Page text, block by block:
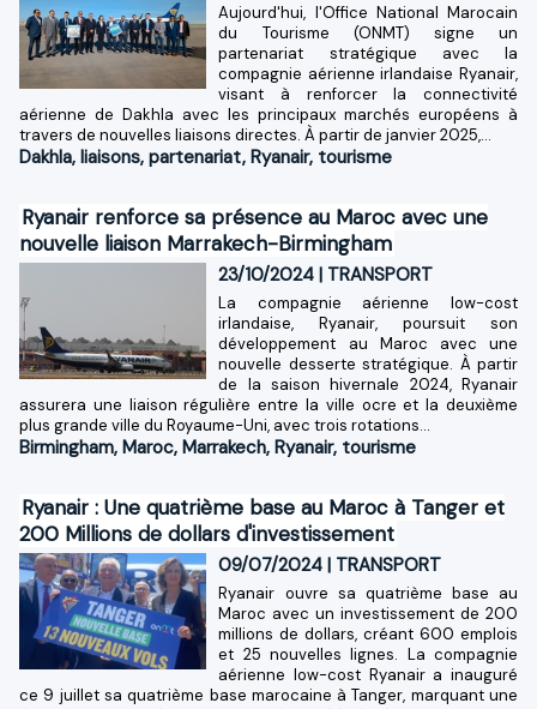
Aujourd'hui, l'Office National Marocain
du Tourisme (ONMT) signe un
partenariat stratégique avec la
compagnie aérienne irlandaise Ryanair,
visant à renforcer la connectivité
aérienne de Dakhla avec les principaux marchés européens à
travers de nouvelles liaisons directes. À partir de janvier 2025,...
Dakhla, liaisons, partenariat, Ryanair, tourisme
Ryanair renforce sa présence au Maroc avec une
nouvelle liaison Marrakech-Birmingham
23/10/2024 | TRANSPORT
La compagnie aérienne low-cost
irlandaise, Ryanair, poursuit son
développement au Maroc avec une
nouvelle desserte stratégique. À partir
de la saison hivernale 2024, Ryanair
assurera une liaison régulière entre la ville ocre et la deuxième
plus grande ville du Royaume-Uni, avec trois rotations...
Birmingham, Maroc, Marrakech, Ryanair, tourisme
Ryanair : Une quatrième base au Maroc à Tanger et
200 Millions de dollars d'investissement
09/07/2024 | TRANSPORT
Ryanair ouvre sa quatrième base au
Maroc avec un investissement de 200
millions de dollars, créant 600 emplois
et 25 nouvelles lignes. La compagnie
aérienne low-cost Ryanair a inauguré
ce 9 juillet sa quatrième base marocaine à Tanger, marquant une